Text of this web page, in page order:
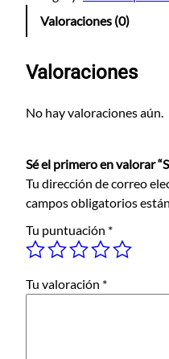
t
a
e
e
g
o
r
d
i
Valoraciones (0)
Valoraciones
No hay valoraciones aún.
Sé el primero en valorar
Tu dirección de correo
campos obligatorios
Tu puntuación *
Tu valoración *